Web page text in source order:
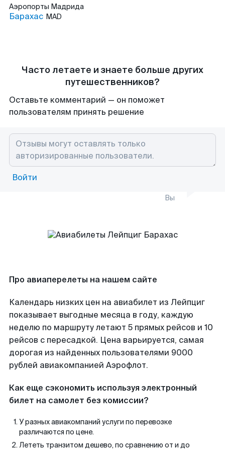
Аэропорты Мадрида
Барахас MAD
Часто летаете и знаете больше других
путешественников?
Оставьте комментарий — он поможет
пользователям принять решение
Войти
Вы
Про авиаперелеты на нашем сайте
Календарь низких цен на авиабилет из Лейпциг
показывает выгодные месяца в году, каждую
неделю по маршруту летают 5 прямых рейсов и 10
рейсов с пересадкой. Цена варьируется, самая
дорогая из найденных пользователями 9000
рублей авиакомпанией Аэрофлот.
Как еще сэкономить используя электронный
билет на самолет без комиссии?
У разных авиакомпаний услуги по перевозке
различаются по цене.
Лететь транзитом дешево, по сравнению от и до